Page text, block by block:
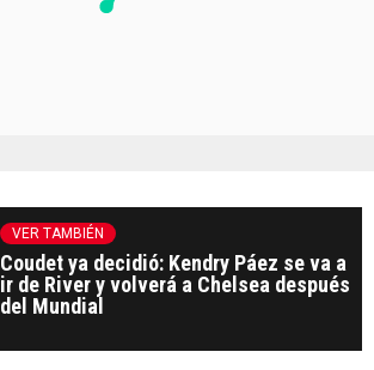
VER TAMBIÉN
Coudet ya decidió: Kendry Páez se va a
ir de River y volverá a Chelsea después
del Mundial